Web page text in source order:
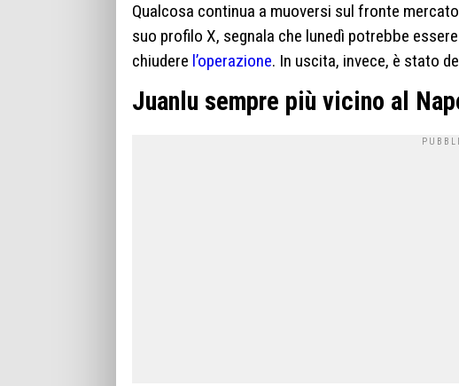
Qualcosa continua a muoversi sul fronte
suo profilo X, segnala che lunedì potrebbe
chiudere l’operazione. In uscita, invece, è stato
Juanlu sempre più vicino al